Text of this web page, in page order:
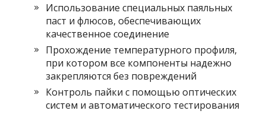
Использование специальных паяльных
паст и флюсов, обеспечивающих
качественное соединение
Прохождение температурного профиля,
при котором все компоненты надежно
закрепляются без повреждений
Контроль пайки с помощью оптических
систем и автоматического тестирования